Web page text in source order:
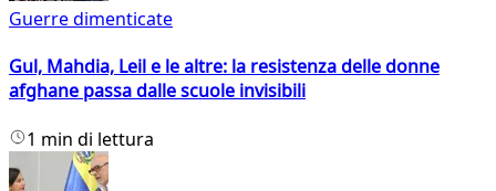
Guerre dimenticate
Gul, Mahdia, Leil e le altre: la resistenza delle donne
afghane passa dalle scuole invisibili
1 min di lettura